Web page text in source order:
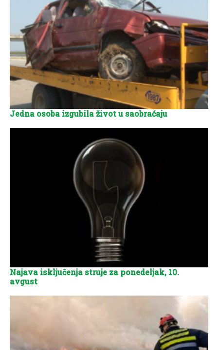
Jedna osoba izgubila život u saobraćaju
Najava isključenja struje za ponedeljak, 10.
avgust